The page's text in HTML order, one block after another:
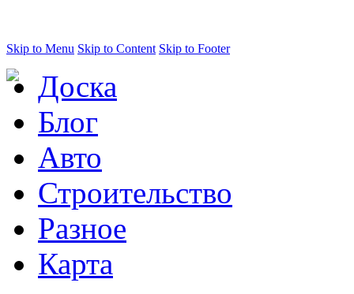
Skip to Menu Skip to Content Skip to Footer
Доска
Блог
Авто
Строительство
Разное
Карта